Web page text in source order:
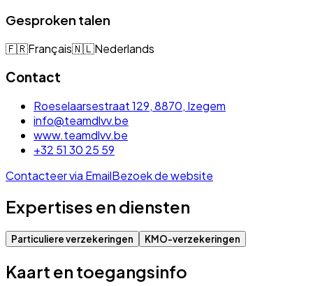
Gesproken talen
🇫🇷Français🇳🇱Nederlands
Contact
Roeselaarsestraat 129, 8870, Izegem
info@teamdlvv.be
www.teamdlvv.be
+32 51 30 25 59
Contacteer via EmailBezoek de website
Expertises en diensten
Particuliere verzekeringen KMO-verzekeringen
Kaart en toegangsinfo